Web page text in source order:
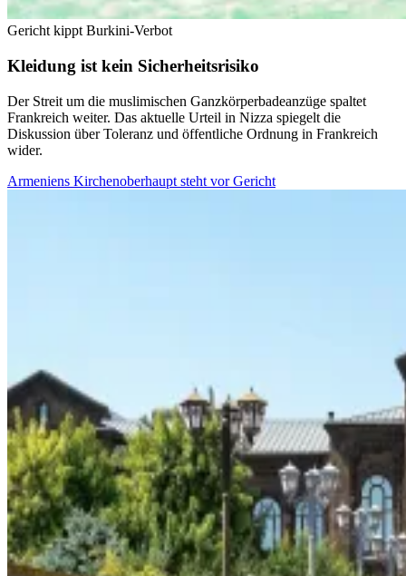
Gericht kippt Burkini-Verbot
Kleidung ist kein Sicherheitsrisiko
Der Streit um die muslimischen Ganzkörperbadeanzüge spaltet
Frankreich weiter. Das aktuelle Urteil in Nizza spiegelt die
Diskussion über Toleranz und öffentliche Ordnung in Frankreich
wider.
Armeniens Kirchenoberhaupt steht vor Gericht